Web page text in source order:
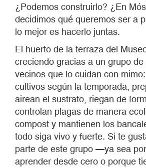
¿Podemos construirlo? ¿En
decidimos qué queremos ser a
lo mejor es hacerlo juntas.
El huerto de la terraza del
creciendo gracias a un grupo
vecinos que lo cuidan con
cultivos según la temporada,
airean el sustrato, riegan de
controlan plagas de manera
compost y mantienen los
todo siga vivo y fuerte. Si te
parte de este grupo —ya sea
aprender desde cero o porque